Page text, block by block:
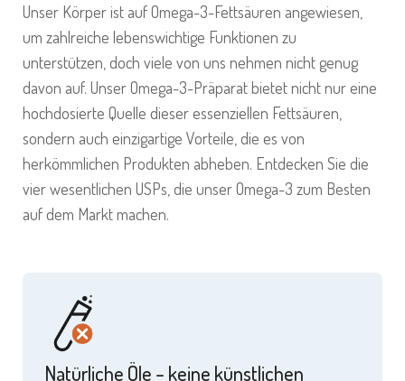
Unser Körper ist auf Omega-3-Fettsäuren angewiesen,
um zahlreiche lebenswichtige Funktionen zu
unterstützen, doch viele von uns nehmen nicht genug
davon auf. Unser Omega-3-Präparat bietet nicht nur eine
hochdosierte Quelle dieser essenziellen Fettsäuren,
sondern auch einzigartige Vorteile, die es von
herkömmlichen Produkten abheben. Entdecken Sie die
vier wesentlichen USPs, die unser Omega-3 zum Besten
auf dem Markt machen.
Natürliche Öle – keine künstlichen